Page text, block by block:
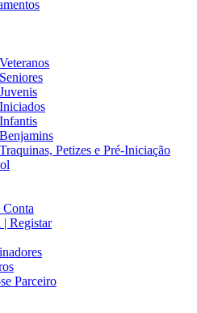
Veteranos
Seniores
Juvenis
Iniciados
Infantis
Benjamins
Traquinas, Petizes e Pré-Iniciação
Registar
Parceiro